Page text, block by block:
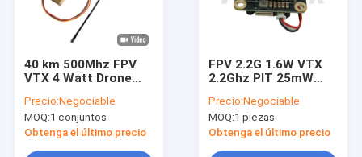
40 km 500Mhz FPV
VTX 4 Watt Drone
Frecuencia
personalizable
Precio:Negociable
MOQ:1 conjuntos
Obtenga el último precio
FPV 2.2G 1.6W VTX
2.2Ghz PIT 25mW
Transmisor de vídeo
y receptor de drones
para transmisión de
Precio:Negociable
MOQ:1 piezas
Obtenga el último precio